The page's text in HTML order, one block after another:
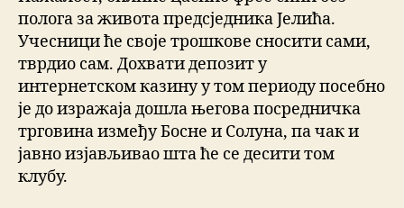
полога за живота предсједника Јелића.
Учесници ће своје трошкове сносити сами,
тврдио сам. Дохвати депозит у
интернетском казину у том периоду посебно
је до изражаја дошла његова посредничка
трговина између Босне и Солуна, па чак и
јавно изјављивао шта ће се десити том
клубу.